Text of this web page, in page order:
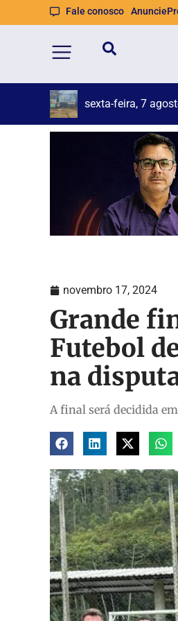
Fale conosco Anuncie
sexta-feira, 7
novembro 17, 2024
Grande
Futebol
na
A final será decidida